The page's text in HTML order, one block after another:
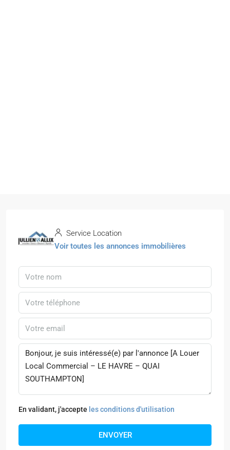
Service Location
Voir toutes les annonces immobilières
En validant, j'accepte les conditions d'utilisation
ENVOYER